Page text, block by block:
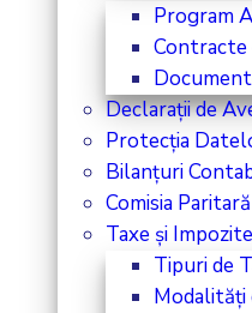
Program
Contracte
Declarații de
Protecția
Bilanțuri
Comisia Paritară
Taxe și
Tipuri de
Modalități